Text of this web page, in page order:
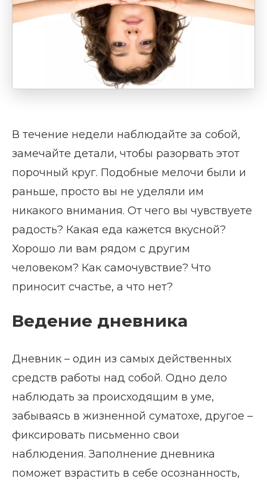
В течение недели наблюдайте за собой,
замечайте детали, чтобы разорвать этот
порочный круг. Подобные мелочи были и
раньше, просто вы не уделяли им
никакого внимания. От чего вы чувствуете
радость? Какая еда кажется вкусной?
Хорошо ли вам рядом с другим
человеком? Как самочувствие? Что
приносит счастье, а что нет?
Ведение дневника
Дневник – один из самых действенных
средств работы над собой. Одно дело
наблюдать за происходящим в уме,
забываясь в жизненной суматохе, другое –
фиксировать письменно свои
наблюдения. Заполнение дневника
поможет взрастить в себе осознанность,